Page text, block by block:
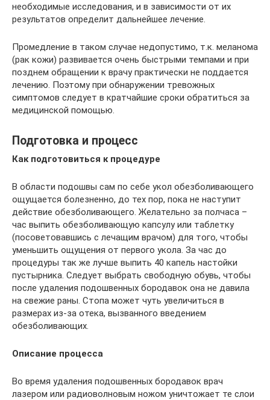
необходимые исследования, и в зависимости от их
результатов определит дальнейшее лечение.
Промедление в таком случае недопустимо, т.к. меланома
(рак кожи) развивается очень быстрыми темпами и при
позднем обращении к врачу практически не поддается
лечению. Поэтому при обнаружении тревожных
симптомов следует в кратчайшие сроки обратиться за
медицинской помощью.
Подготовка и процесс
Как подготовиться к процедуре
В области подошвы сам по себе укол обезболивающего
ощущается болезненно, до тех пор, пока не наступит
действие обезболивающего. Желательно за полчаса –
час выпить обезболивающую капсулу или таблетку
(посоветовавшись с лечащим врачом) для того, чтобы
уменьшить ощущения от первого укола. За час до
процедуры так же лучше выпить 40 капель настойки
пустырника. Следует выбрать свободную обувь, чтобы
после удаления подошвенных бородавок она не давила
на свежие раны. Стопа может чуть увеличиться в
размерах из-за отека, вызванного введением
обезболивающих.
Описание процесса
Во время удаления подошвенных бородавок врач
лазером или радиоволновым ножом уничтожает те слои